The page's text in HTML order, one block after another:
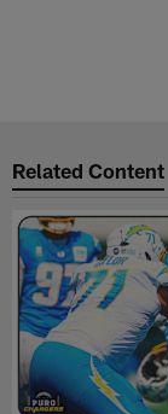
Related Content